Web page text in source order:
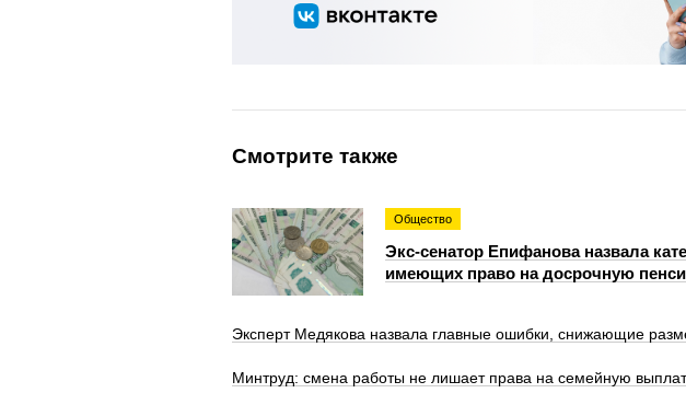
Смотрите также
Общество
Экс-сенатор Епифанова назвала
имеющих право на досрочную
Эксперт Медякова назвала главные ошибки, снижающие
Минтруд: смена работы не лишает права на семейную